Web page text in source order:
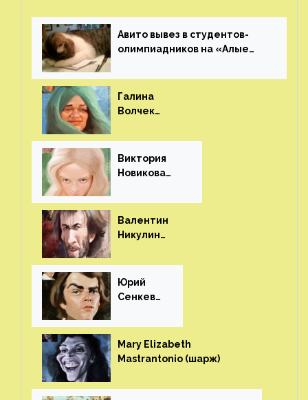
Авито вывез в студентов-
олимпиадников на «Алые
Галина
Волчек
Виктория
Новикова
Валентин
Никулин
Юрий
Сенкеви
Mary Elizabeth
Mastrantonio (шарж)⁠⁠